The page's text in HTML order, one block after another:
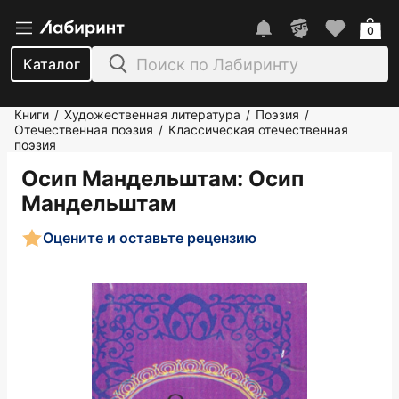
Каталог
0
Книги / Художественная литература / Поэзия /
Отечественная поэзия / Классическая отечественная
поэзия
Осип Мандельштам: Осип
Мандельштам
Оцените и оставьте рецензию